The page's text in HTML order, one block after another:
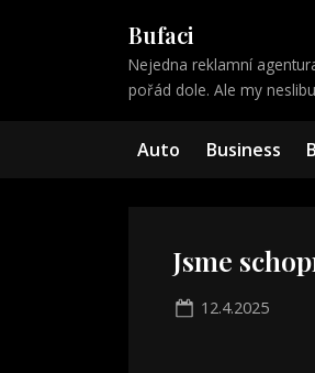
Bufaci
Nejedna reklamní
pořád dole. Ale my
Auto Business
Jsme
Posted
12.4.2025